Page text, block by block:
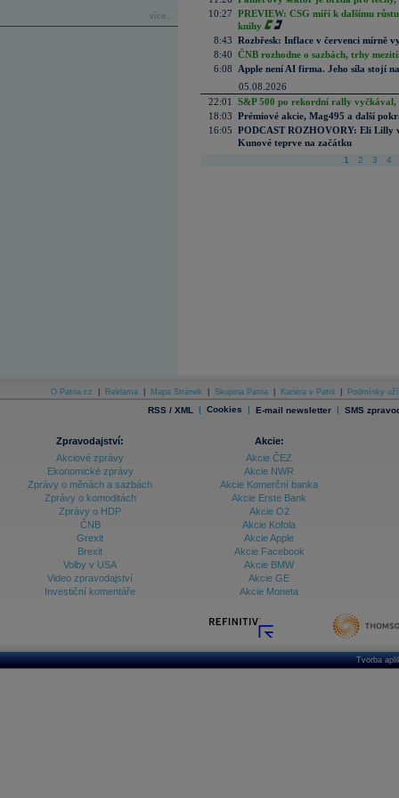
více...
10:27 PREVIEW: CSG míří k dalšímu
knihy
8:43 Rozbřesk: Inflace v červenci mírně
8:40 ČNB rozhodne o sazbách, trhy
6:08
Apple není AI firma. Jeho síla stojí
05.08.2026
22:01
S&P 500 po rekordní rally vyčkával,
18:03 Prémiové akcie, Mag495 a další
16:05 PODCAST ROZHOVORY: Eli Lilly
Kunové teprve na začátku
1 2 3 4
O Patria.cz Reklama Mapa Stránek Skupina Patria Kariéra v Patrii Podmínky
RSS / XML | Cookies | E-mail newsletter | SMS
Zpravodajství:
Akciové zprávy
Ekonomické zprávy
Zprávy o měnách a sazbách
Zprávy o komoditách
Zprávy o HDP
ČNB
Grexit
Brexit
Volby v USA
Video zpravodajství
Investiční komentáře
Akcie:
Akcie ČEZ
Akcie NWR
Akcie Komerční banka
Akcie Erste Bank
Akcie O2
Akcie Kofola
Akcie Apple
Akcie Facebook
Akcie BMW
Akcie GE
Akcie Moneta
Tvorba